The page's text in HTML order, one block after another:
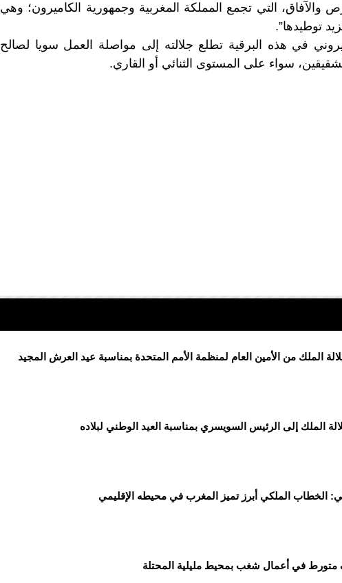
والآفاق، التي تجمع المملكة المغربية وجمهورية الكاميرون؛ وهي
توطيدها”.
في هذه البرقية تطلع جلالته إلى مواصلة العمل سويا لصالح
سواء على المستوى الثنائي أو القاري.
الملك من الأمين العام لمنظمة الأمم المتحدة بمناسبة عيد العرش المجيد
الملك إلى الرئيس السويسري بمناسبة العيد الوطني لبلاده
الخطاب الملكي أبرز تميز المغرب في محيطه الإقليمي
متورط في أعمال شغب بمحيط مليلية المحتلة